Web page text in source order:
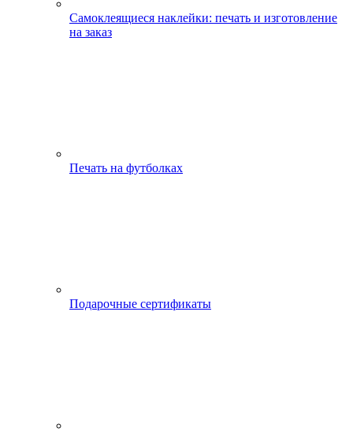
Самоклеящиеся наклейки: печать и изготовление
на заказ
Печать на футболках
Подарочные сертификаты